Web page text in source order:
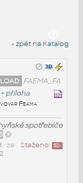
« zpět na Katalog
FAEMA_FA
+ příloha
Feama
spotřebiče
Staženo: 52x
• ze